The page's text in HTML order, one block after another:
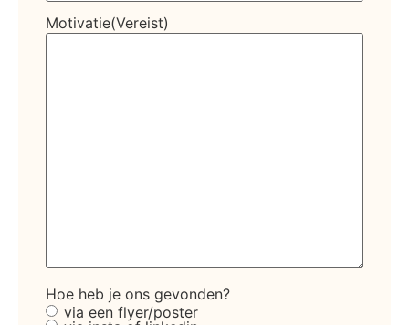
Motivatie(Vereist)
Hoe heb je ons gevonden?
via een flyer/poster